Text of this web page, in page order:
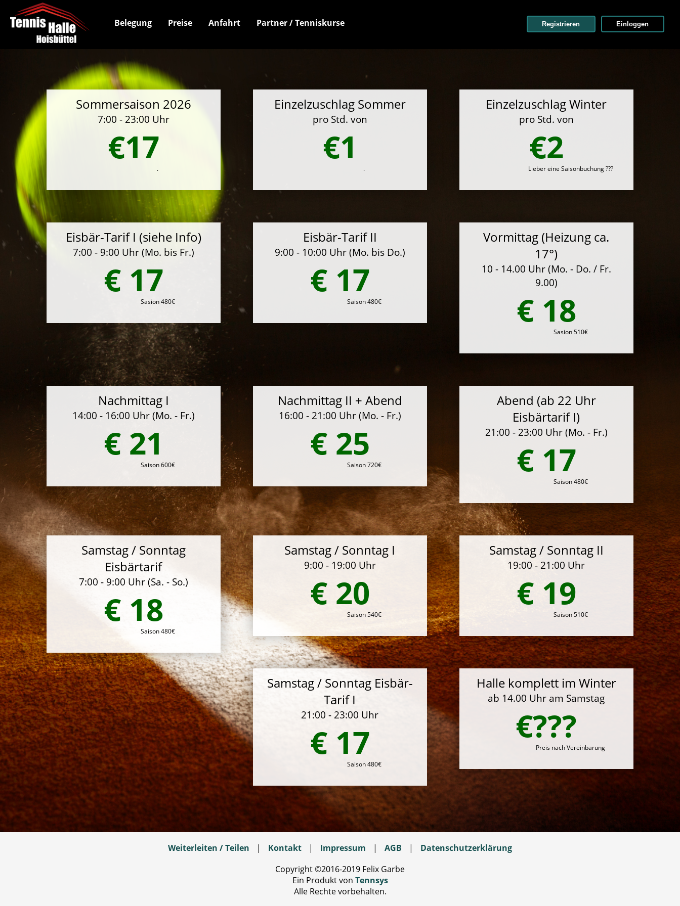
Belegung Preise Anfahrt Partner / Tenniskurse Registrieren Einloggen
Sommersaison 2026
7:00 - 23:00 Uhr
€17
.
Einzelzuschlag Sommer
pro Std. von
€1
.
Einzelzuschlag Winter
pro Std. von
€2
Lieber eine Saisonbuchung ???
Eisbär-Tarif I (siehe Info)
7:00 - 9:00 Uhr (Mo. bis Fr.)
€ 17
Sasion 480€
Eisbär-Tarif II
9:00 - 10:00 Uhr (Mo. bis Do.)
€ 17
Saison 480€
Vormittag (Heizung ca.
17°)
10 - 14.00 Uhr (Mo. - Do. / Fr.
9.00)
€ 18
Sasion 510€
Nachmittag I
14:00 - 16:00 Uhr (Mo. - Fr.)
€ 21
Saison 600€
Nachmittag II + Abend
16:00 - 21:00 Uhr (Mo. - Fr.)
€ 25
Saison 720€
Abend (ab 22 Uhr
Eisbärtarif I)
21:00 - 23:00 Uhr (Mo. - Fr.)
€ 17
Saison 480€
Samstag / Sonntag
Eisbärtarif
7:00 - 9:00 Uhr (Sa. - So.)
€ 18
Saison 480€
Samstag / Sonntag I
9:00 - 19:00 Uhr
€ 20
Saison 540€
Samstag / Sonntag II
19:00 - 21:00 Uhr
€ 19
Saison 510€
Samstag / Sonntag Eisbär-
Tarif I
21:00 - 23:00 Uhr
€ 17
Saison 480€
Halle komplett im Winter
ab 14.00 Uhr am Samstag
€???
Preis nach Vereinbarung
Weiterleiten / Teilen | Kontakt | Impressum | AGB |
Datenschutzerklärung
Copyright ©2016-2019 Felix Garbe
Ein Produkt von Tennsys
Alle Rechte vorbehalten.